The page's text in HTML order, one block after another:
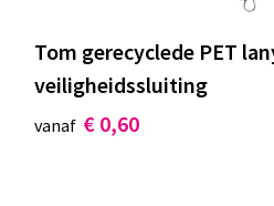
Tom gerecyclede PET
veiligheidssluiting
vanaf € 0,60